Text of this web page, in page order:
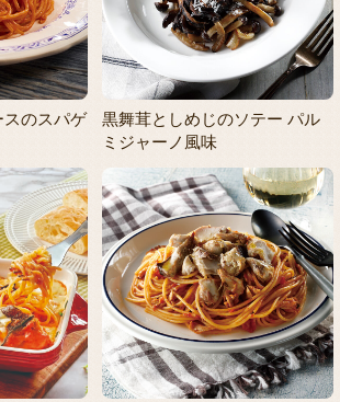
のスパゲ
黒舞茸としめじのソテー パル
ミジャーノ風味